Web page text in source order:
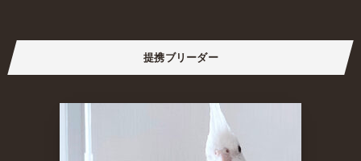
提携ブリーダー